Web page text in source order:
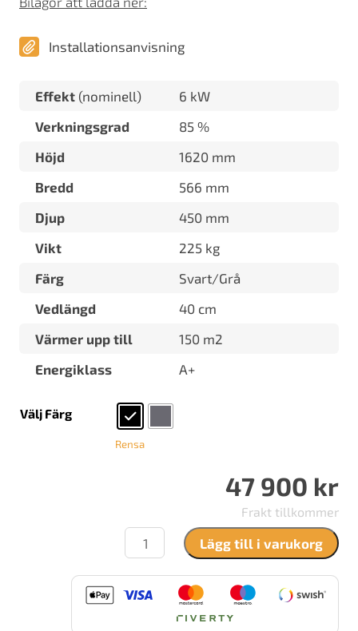
Installationsanvisning
Effekt (nominell)
6 kW
Verkningsgrad
85 %
Höjd
1620 mm
Bredd
566 mm
Djup
450 mm
Vikt
225 kg
Färg
Svart/Grå
Vedlängd
40 cm
Värmer upp till
150 m2
Energiklass
A+
Välj Färg
Rensa
47 900 kr
Frakt tillkommer
Contura
996T
mängd
Lägg till i varukorg